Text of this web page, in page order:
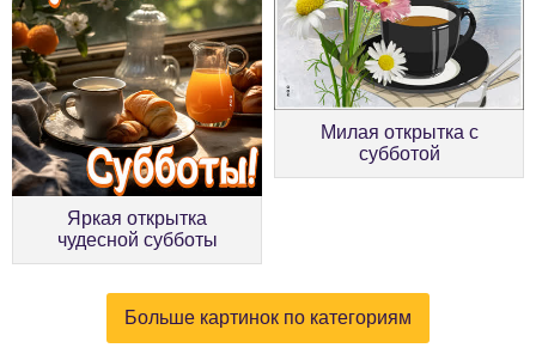
Яркая открытка
чудесной субботы
Милая открытка с
субботой
Больше картинок по категориям